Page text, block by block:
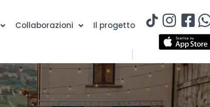
Collaborazioni Il progetto